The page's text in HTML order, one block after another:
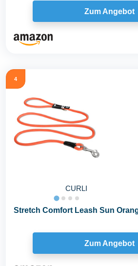
Zum Angebot
4
CURLI
Stretch Comfort Leash Sun
Zum Angebot